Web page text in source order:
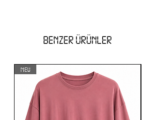
BENZER ÜRÜNLER
NEW